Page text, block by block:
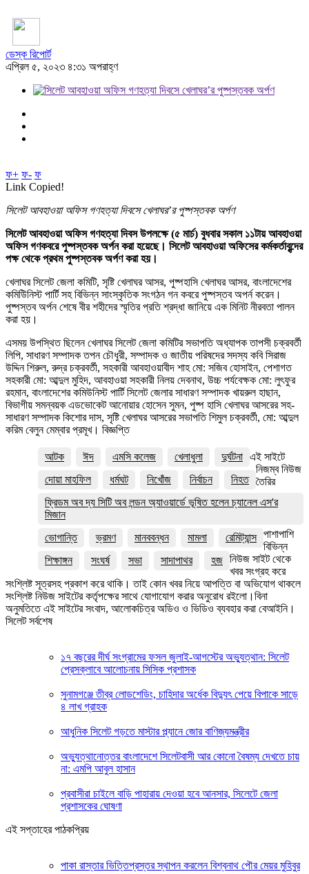
ডেস্ক রিপোর্ট
এপ্রিল ৫, ২০২৩ ৪:৩১ অপরাহ্ণ
ফ+ ফ- ফ
Link Copied!
সিলেট আবহাওয়া অফিস গণহত্যা দিবসে খেলাঘর’র পুষ্পস্তবক অর্পণ
সিলেট আবহাওয়া অফিস গণহত্যা দিবস উপলক্ষে (৫ মার্চ) বুধবার সকাল ১১টায় আবহাওয়া
অফিস গণকবরে পুষ্পস্তবক অর্পন করা হয়েছে। সিলেট আবহাওয়া অফিসের কর্মকর্তাবৃন্দের
পক্ষ থেকে প্রথম পুষ্পস্তবক অর্পণ করা হয়।
খেলাঘর সিলেট জেলা কমিটি, সৃষ্টি খেলাঘর আসর, পুষ্পহাসি খেলাঘর আসর, বাংলাদেশের
কমিউিনিস্ট পার্টি সহ বিভিন্ন সাংস্কৃতিক সংগঠন গন কবরে পুষ্পস্তব অপর্ন করেন।
পুষ্পস্তব অর্পন শেষে বীর শহীদের স্মৃতির প্রতি শ্রদ্ধা জানিয়ে এক মিনিট নীরবতা পালন
করা হয়।
এসময় উপস্থিত ছিলেন খেলাঘর সিলেট জেলা কমিটির সভাপতি অধ্যাপক তাপসী চক্রবর্তী
লিপি, সাধারণ সম্পাদক তপন চৌধুরী, সম্পাদক ও জাতীয় পরিষদের সদস্য কবি সিরাজ
উদ্দিন শিরুল, রুদ্র চক্রবর্তী, সহকারী আবহাওয়াবীদ শাহ মো: সজিব হোসাইন, পেশাগত
সহকারী মো: আব্দুল মুহিদ, আবহাওয়া সহকারী নিলয় দেবনাথ, উচ্চ পর্যবেক্ষক মো: লুৎফুর
রহমান, বাংলাদেশের কমিউনিস্ট পার্টি সিলেট জেলার সাধারণ সম্পাদক খায়রুল হাছান,
বিভাগীয় সমন্বয়ক এডভোকেট আনোয়ার হোসেন সুমন, পুষ্প হাসি খেলাঘর আসরের সহ-
সাধারণ সম্পাদক কিশোর দাস, সৃষ্টি খেলাঘর আসরের সভাপতি শিমুল চক্রবর্তী, মো: আব্দুল
করিম বেলুন মেম্বার প্রমূখ। বিজ্ঞপ্তি
আটক ঈদ এমসি কলেজ খেলাধুলা
দুর্ঘটনা
দোয়া মাহফিল
ধর্মঘট নিখোঁজ নির্বাচন
নিহত
ফ্রিডম অব দ্য সিটি অব লন্ডন অ্যাওয়ার্ডে ভূষিত হলেন চ্যানেল এস'র
মিজান
ভোগান্তি
ভ্রমণ মানববন্ধন মামলা
রেমিট্যান্স
শিক্ষাঙ্গন
সংঘর্ষ সভা সাদাপাথর হজ
এই সাইটে
নিজম্ব নিউজ
তৈরির
পাশাপাশি
বিভিন্ন
নিউজ সাইট থেকে
খবর সংগ্রহ করে
সংশ্লিষ্ট সূত্রসহ প্রকাশ করে থাকি। তাই কোন খবর নিয়ে আপত্তি বা অভিযোগ থাকলে
সংশ্লিষ্ট নিউজ সাইটের কর্তৃপক্ষের সাথে যোগাযোগ করার অনুরোধ রইলো।বিনা
অনুমতিতে এই সাইটের সংবাদ, আলোকচিত্র অডিও ও ভিডিও ব্যবহার করা বেআইনি।
সিলেট সর্বশেষ
১৭ বছরের দীর্ঘ সংগ্রামের ফসল জুলাই-আগস্টের অভ্যুত্থান: সিলেট
প্রেসক্লাবে আলোচনায় সিসিক প্রশাসক
সুনামগঞ্জে তীব্র লোডশেডিং, চাহিদার অর্ধেক বিদ্যুৎ পেয়ে বিপাকে সাড়ে
৪ লাখ গ্রাহক
আধুনিক সিলেট গড়তে মাস্টার প্ল্যানে জোর বাণিজ্যমন্ত্রীর
অভ্যুত্থানোত্তর বাংলাদেশে সিলেটবাসী আর কোনো বৈষম্য দেখতে চায়
না: এমপি আবুল হাসান
প্রবাসীরা চাইলে বাড়ি পাহারায় দেওয়া হবে আনসার, সিলেটে জেলা
প্রশাসকের ঘোষণা
এই সপ্তাহের পাঠকপ্রিয়
পাকা রাস্তার ভিত্তিপ্রস্তর স্থাপন করলেন বিশ্বনাথ পৌর মেয়র মুহিবুর